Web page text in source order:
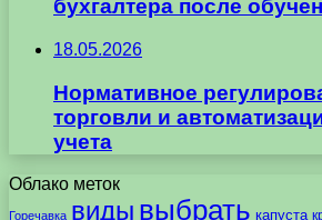
бухгалтера после
18.05.2026
Нормативное
торговли и
учета
Облако меток
Горечавка виды выбрать капуста